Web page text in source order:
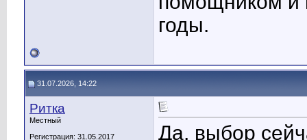
годы.
31.07.2026, 14:22
Ритка
Местный
Регистрация: 31.05.2017
Да, выбор